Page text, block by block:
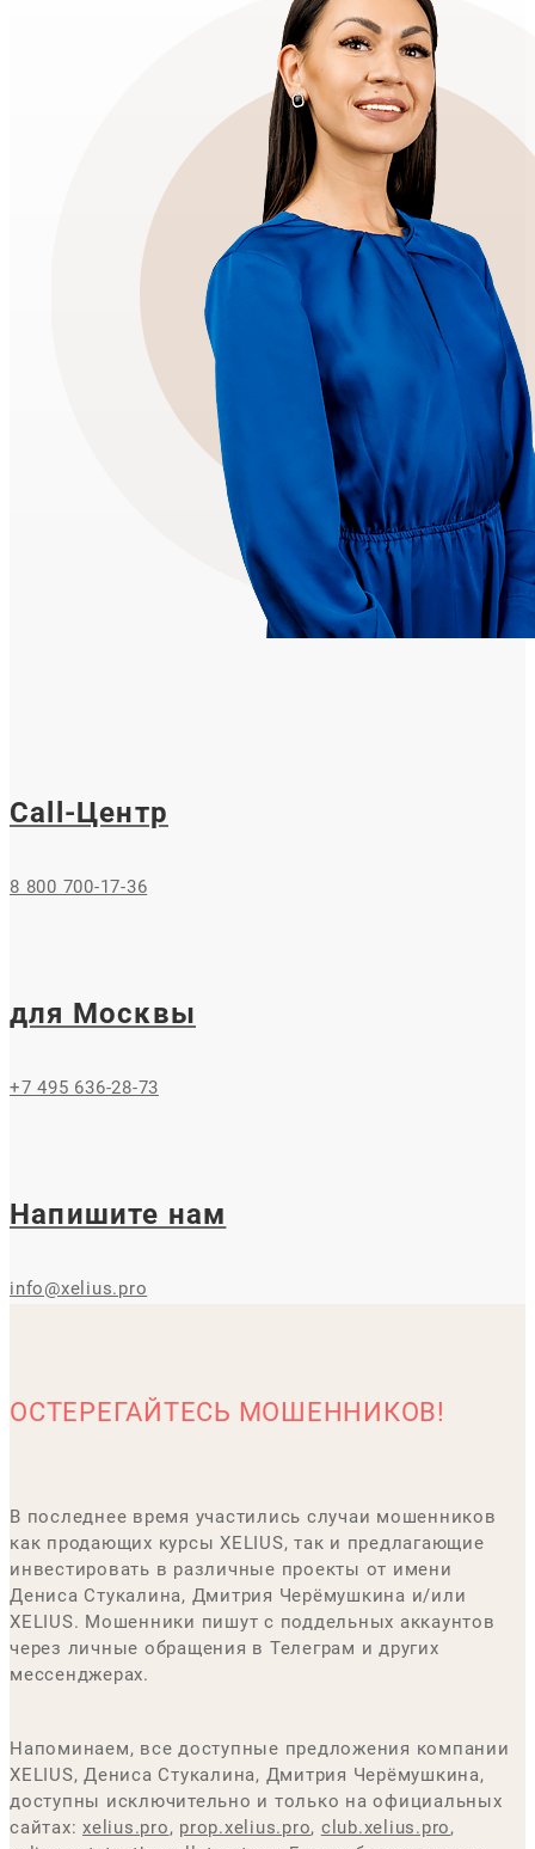
Call-Центр
8 800 700-17-36
для Москвы
+7 495 636-28-73
Напишите нам
info@xelius.pro
ОСТЕРЕГАЙТЕСЬ МОШЕННИКОВ!
В последнее время участились случаи мошенников
как продающих курсы XELIUS, так и предлагающие
инвестировать в различные проекты от имени
Дениса Стукалина, Дмитрия Черёмушкина и/или
XELIUS. Мошенники пишут с поддельных аккаунтов
через личные обращения в Телеграм и других
мессенджерах.
Напоминаем, все доступные предложения компании
XELIUS, Дениса Стукалина, Дмитрия Черёмушкина,
доступны исключительно и только на официальных
сайтах: xelius.pro, prop.xelius.pro, club.xelius.pro,